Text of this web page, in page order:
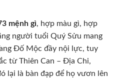
mệnh gì, hợp màu gì, hợp
người tuổi Quý Sửu mang
Đố Mộc đầy nội lực, tuy
từ Thiên Can – Địa Chi,
lại là bàn đạp để họ vươn lên